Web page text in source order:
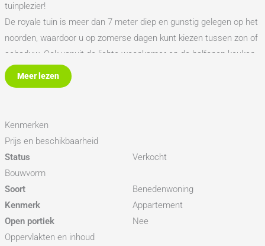
tuinplezier!
De royale tuin is meer dan 7 meter diep en gunstig gelegen op het
noorden, waardoor u op zomerse dagen kunt kiezen tussen zon of
schaduw. Ook vanuit de lichte woonkamer en de halfopen keuken
heeft u een prachtig zicht op de tuin. De keuken is uitgerust met
onder andere een 4-pits inductiekookplaat met zonekoppeling en
Is het u trouwens al opgevallen dat u, zodra u de hoek omloopt,
direct in het park Rekerhout staat? Ook winkelcentrum De Mare
ligt op slechts enkele minuten afstand, waar op woensdag een
Meer lezen
Kenmerken
Prijs en beschikbaarheid
Status
Verkocht
Bouwvorm
Soort
Benedenwoning
Kenmerk
Appartement
Open portiek
Nee
Oppervlakten en inhoud